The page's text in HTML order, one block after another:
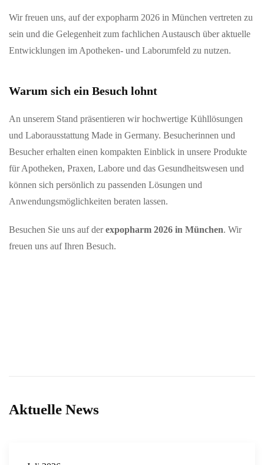
Wir freuen uns, auf der expopharm 2026 in München vertreten zu
sein und die Gelegenheit zum fachlichen Austausch über aktuelle
Entwicklungen im Apotheken- und Laborumfeld zu nutzen.
Warum sich ein Besuch lohnt
An unserem Stand präsentieren wir hochwertige Kühllösungen
und Laborausstattung Made in Germany. Besucherinnen und
Besucher erhalten einen kompakten Einblick in unsere Produkte
für Apotheken, Praxen, Labore und das Gesundheitswesen und
können sich persönlich zu passenden Lösungen und
Anwendungsmöglichkeiten beraten lassen.
Besuchen Sie uns auf derexpopharm 2026 in München. Wir
freuen uns auf Ihren Besuch.
Aktuelle News